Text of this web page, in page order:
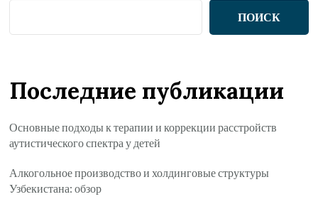
ПОИСК
Последние публикации
Основные подходы к терапии и коррекции расстройств
аутистического спектра у детей
Алкогольное производство и холдинговые структуры
Узбекистана: обзор